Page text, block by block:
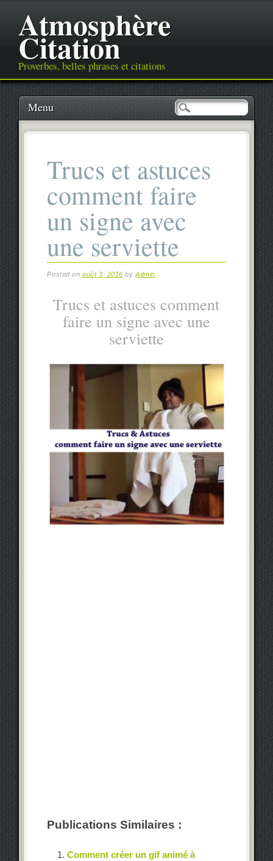
Atmosphère
Citation
Proverbes, belles phrases et citations
Main menu
Skip
content
Menu
Trucs et astuces
comment faire
un signe avec
une serviette
Posted onaoût 3, 2016 byAdmin
Trucs et astuces comment
faire un signe avec une
serviette
Publications Similaires :
Comment créer un gif animé à